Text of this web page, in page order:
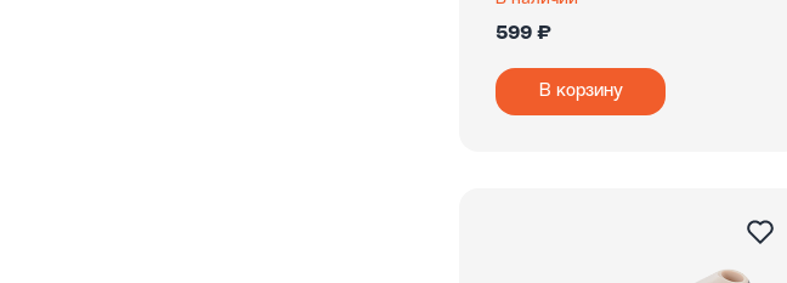
599 ₽
В корзину